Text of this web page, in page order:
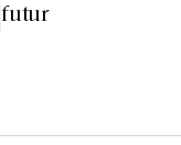
futur